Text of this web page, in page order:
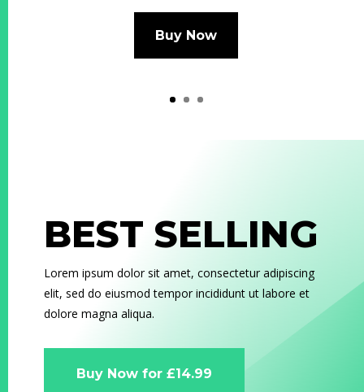
Buy Now
BEST SELLING
Lorem ipsum dolor sit amet, consectetur adipiscing
elit, sed do eiusmod tempor incididunt ut labore et
dolore magna aliqua.
Buy Now for £14.99